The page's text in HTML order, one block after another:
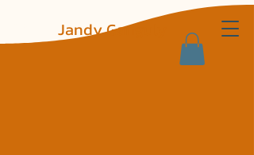
Jandy Ganguly